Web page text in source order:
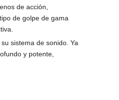
de acción,
de golpe de gama
sistema de sonido. Ya
y potente,